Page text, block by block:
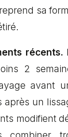
sa
récents.
2
avant
après un
modifient